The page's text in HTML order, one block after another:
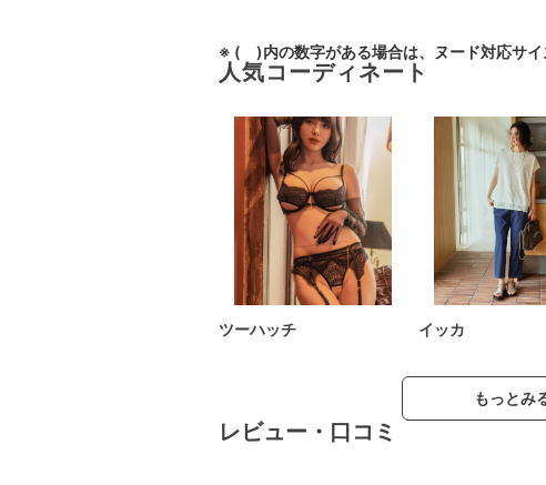
※ ( )内の数字がある場合は、ヌード対応サイ
人気コーディネート
ツーハッチ イッカ
もっとみ
レビュー・口コミ